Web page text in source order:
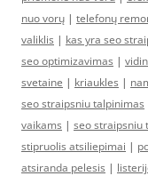
nuo vorų | telefonų
valiklis | kas yra seo
seo optimizavimas |
svetaine | kriaukles |
seo straipsniu talpinimas
vaikams | seo straipsniu
stipruolis atsiliepimai |
atsiranda pelesis |